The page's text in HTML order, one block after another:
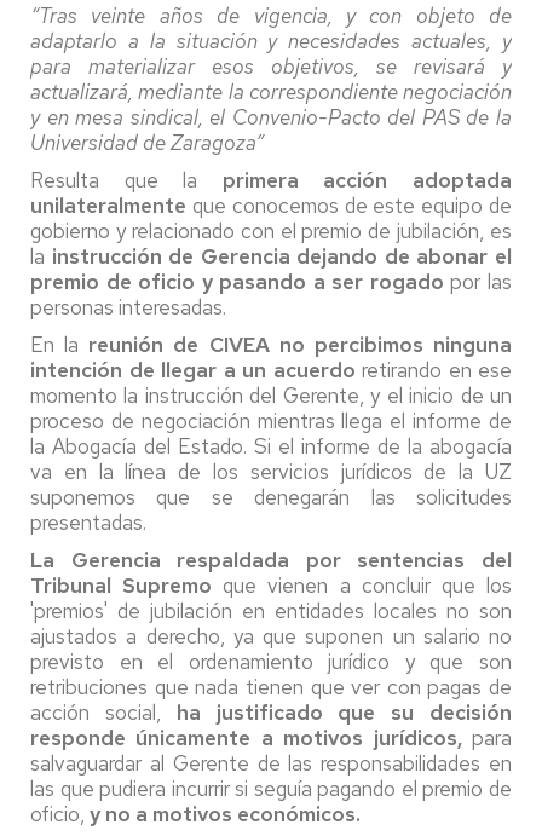
“Tras veinte años de vigencia, y con objeto de
adaptarlo a la situación y necesidades actuales, y
para materializar esos objetivos, se revisará y
actualizará, mediante la correspondiente negociación
y en mesa sindical, el Convenio-Pacto del PAS de la
Universidad de Zaragoza”
Resulta que la primera acción
adoptada
unilateralmente que conocemos de este equipo de
gobierno y relacionado con el premio de jubilación, es
la instrucción de Gerencia dejando de abonar el
premio de oficio y pasando a ser rogado por las
personas interesadas.
En la reunión de CIVEA no percibimos ninguna
intención de llegar a un acuerdo retirando en ese
momento la instrucción del Gerente, y el inicio de un
proceso de negociación mientras llega el informe de
la Abogacía del Estado. Si el informe de la abogacía
va en la línea de los servicios jurídicos de la UZ
suponemos que se denegarán las solicitudes
presentadas.
La Gerencia respaldada por sentencias del
Tribunal Supremo que vienen a concluir que los
'premios' de jubilación en entidades locales no son
ajustados a derecho, ya que suponen un salario no
previsto en el ordenamiento jurídico y que son
retribuciones que nada tienen que ver con pagas de
acción social, ha justificado que su decisión
responde únicamente a motivos jurídicos,para
salvaguardar al Gerente de las responsabilidades en
las que pudiera incurrir si seguía pagando el premio de
oficio, y no a motivos económicos.